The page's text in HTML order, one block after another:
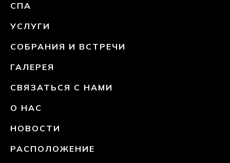
СПА
УСЛУГИ
СОБРАНИЯ И ВСТРЕЧИ
ГАЛЕРЕЯ
СВЯЗАТЬСЯ С НАМИ
О НАС
НОВОСТИ
РАСПОЛОЖЕНИЕ